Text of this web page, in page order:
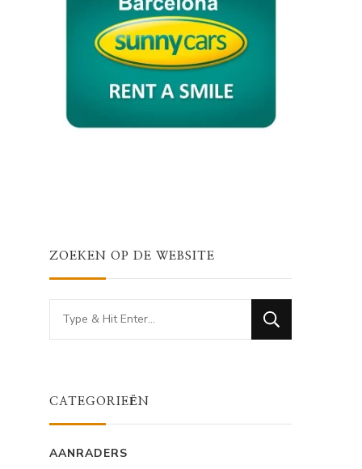
ZOEKEN OP DE WEBSITE
Looking
for
CATEGORIEËN
AANRADERS